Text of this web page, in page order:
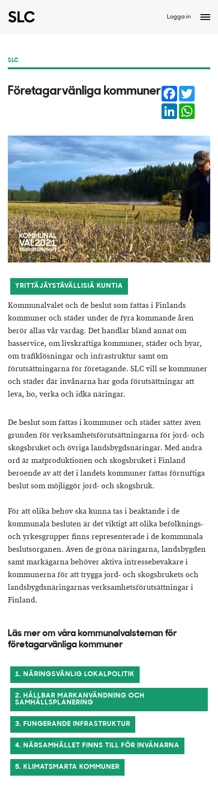
Logga in
SLC
Företagarvänliga kommuner Facebook
LinkedIn
YRITTÄJÄYSTÄVÄLLISIÄ KUNTIA
Kommunalvalet och de beslut som fattas i Finlands
kommuner och städer under de fyra kommande åren
berör allas vår vardag. Det handlar bland annat om
basservice, om livskraftiga kommuner, städer och byar,
om trafiklösningar och infrastruktur samt om
förutsättningarna för företagande. SLC vill se kommuner
och städer där invånarna har goda förutsättningar att
leva, bo, verka och idka näringar.
De beslut som fattas i kommuner och städer sätter även
grunden för verksamhetsförutsättningarna för jord- och
skogsbruket och övriga landsbygdsnäringar. Med andra
ord är matproduktionen och skogsbruket i Finland
beroende av att det i landets kommuner fattas förnuftiga
beslut som möjliggör jord- och skogsbruk.
För att olika behov ska kunna tas i beaktande i de
kommunala besluten är det viktigt att olika befolknings-
och yrkesgrupper finns representerade i de kommunala
beslutsorganen. Även de gröna näringarna, landsbygden
samt markägarna behöver aktiva intressebevakare i
kommunerna för att trygga jord- och skogsbrukets och
landsbygdsnäringarnas verksamhetsförutsättningar i
Finland.
Läs mer om våra kommunalvalsteman för
företagarvänliga kommuner
1. NÄRINGSVÄNLIG LOKALPOLITIK
2. HÅLLBAR MARKANVÄNDNING OCH
SAMHÄLLSPLANERING
3. FUNGERANDE INFRASTRUKTUR
4. NÄRSAMHÄLLET FINNS TILL FÖR INVÅNARNA
5. KLIMATSMARTA KOMMUNER